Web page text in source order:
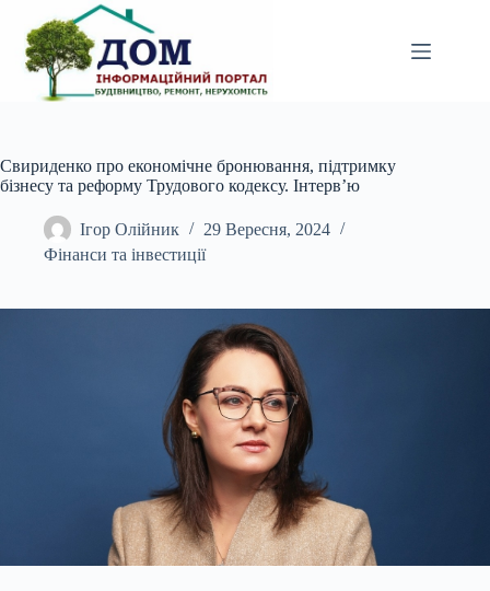
вмісту
Свириденко про економічне бронювання, підтримку
бізнесу та реформу Трудового кодексу. Інтервʼю
Ігор Олійник
29 Вересня, 2024
Фінанси та інвестиції